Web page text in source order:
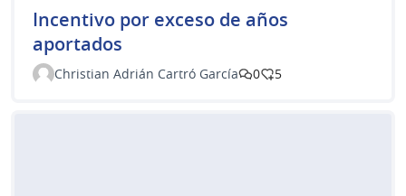
Incentivo por exceso de años
aportados
Christian Adrián Cartró García 0 5